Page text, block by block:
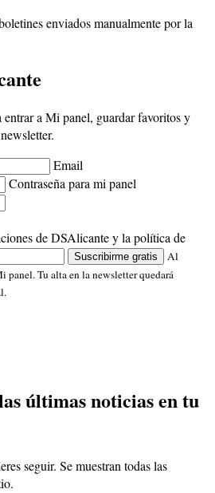
enviados manualmente por la
entrar a Mi panel, guardar favoritos y
Email
Contraseña para mi panel
de DSAlicante y la política de
Suscribirme gratis
Al
panel. Tu alta en la newsletter quedará
últimas noticias en tu
seguir. Se muestran todas las